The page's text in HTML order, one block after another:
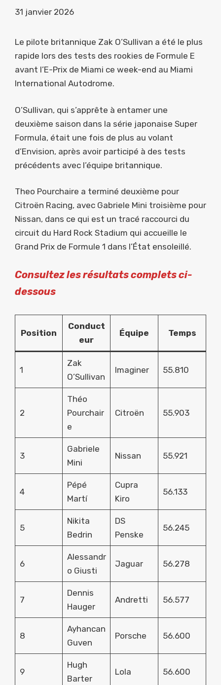
31 janvier 2026
Le pilote britannique Zak O’Sullivan a été le plus
rapide lors des tests des rookies de Formule E
avant l’E-Prix de Miami ce week-end au Miami
International Autodrome.
O’Sullivan, qui s’apprête à entamer une
deuxième saison dans la série japonaise Super
Formula, était une fois de plus au volant
d’Envision, après avoir participé à des tests
précédents avec l’équipe britannique.
Theo Pourchaire a terminé deuxième pour
Citroën Racing, avec Gabriele Mini troisième pour
Nissan, dans ce qui est un tracé raccourci du
circuit du Hard Rock Stadium qui accueille le
Grand Prix de Formule 1 dans l’État ensoleillé.
Consultez les résultats complets ci-
dessous
Position
Conduct
eur
Équipe Temps
1
Zak
O’Sullivan
Imaginer 55.810
2
Théo
Pourchair
e
Citroën 55.903
3
Gabriele
Mini
Nissan 55.921
4
Pépé
Martí
Cupra
Kiro
56.133
5
Nikita
Bedrin
DS
Penske
56.245
6
Alessandr
o Giusti
Jaguar 56.278
7
Dennis
Hauger
Andretti 56.577
8
Ayhancan
Guven
Porsche 56.600
9
Hugh
Barter
Lola 56.600